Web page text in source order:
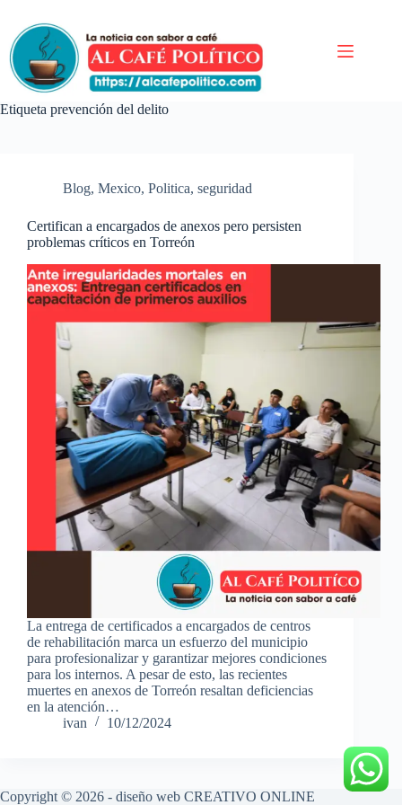
contenido
Etiqueta prevención del delito
Blog, Mexico, Politica, seguridad
Certifican a encargados de anexos pero persisten
problemas críticos en Torreón
La entrega de certificados a encargados de centros
de rehabilitación marca un esfuerzo del municipio
para profesionalizar y garantizar mejores condiciones
para los internos. A pesar de esto, las recientes
muertes en anexos de Torreón resaltan deficiencias
en la atención…
ivan
10/12/2024
Copyright © 2026 - diseño web CREATIVO ONLINE